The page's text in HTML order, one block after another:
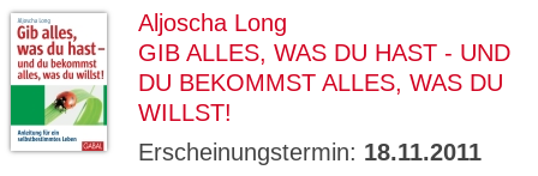
Aljoscha Long
GIB ALLES, WAS DU HAST - UND
DU BEKOMMST ALLES, WAS DU
WILLST!
Erscheinungstermin: 18.11.2011